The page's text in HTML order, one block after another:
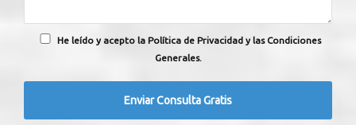
He leído y acepto la Política de Privacidad y las Condiciones
Generales.